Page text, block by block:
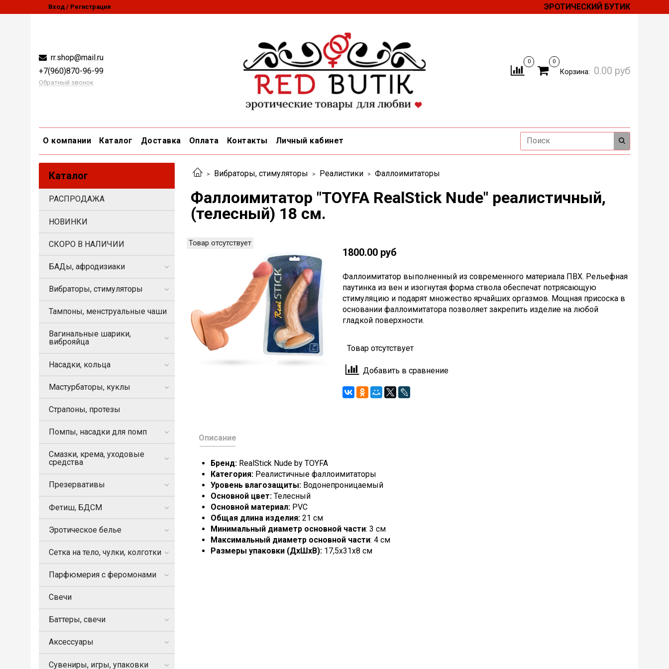
Вход / Регистрация ЭРОТИЧЕСКИЙ БУТИК
rr.shop@mail.ru
+7(960)870-96-99
Обратный звонок
0 0
Корзина: 0.00 руб
О компании Каталог Доставка Оплата Контакты Личный кабинет
Вибраторы, стимуляторы Реалистики Фаллоимитаторы
Фаллоимитатор "TOYFA RealStick Nude" реалистичный,
(телесный) 18 см.
Товар отсутствует
1800.00 руб
Фаллоимитатор выполненный из современного материала ПВХ. Рельефная
паутинка из вен и изогнутая форма ствола обеспечат потрясающую
стимуляцию и подарят множество ярчайших оргазмов. Мощная присоска в
основании фаллоимитатора позволяет закрепить изделие на любой
гладкой поверхности.
Товар отсутствует
Добавить в сравнение
Описание
Бренд: RealStick Nude by TOYFA
Категория: Реалистичные фаллоимитаторы
Уровень влагозащиты: Водонепроницаемый
Основной цвет: Телесный
Основной материал: PVC
Общая длина изделия: 21 см
Минимальный диаметр основной части: 3 см
Максимальный диаметр основной части: 4 см
Размеры упаковки (ДхШхВ): 17,5x31x8 см
Каталог
РАСПРОДАЖА
НОВИНКИ
СКОРО В НАЛИЧИИ
БАДы, афродизиаки
Вибраторы, стимуляторы
Тампоны, менструальные чаши
Вагинальные шарики,
виброяйца
Насадки, кольца
Мастурбаторы, куклы
Страпоны, протезы
Помпы, насадки для помп
Смазки, крема, уходовые
средства
Презервативы
Фетиш, БДСМ
Эротическое белье
Сетка на тело, чулки, колготки
Парфюмерия с феромонами
Свечи
Баттеры, свечи
Аксессуары
Сувениры, игры, упаковки